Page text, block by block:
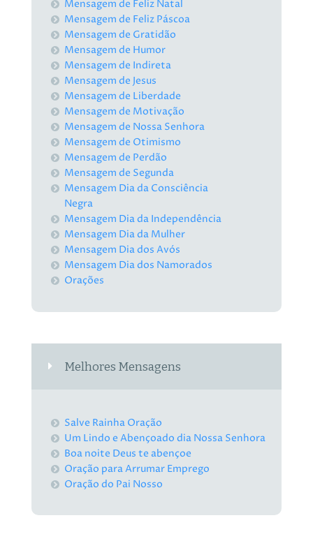
Mensagem de Feliz Natal
Mensagem de Feliz Páscoa
Mensagem de Gratidão
Mensagem de Humor
Mensagem de Indireta
Mensagem de Jesus
Mensagem de Liberdade
Mensagem de Motivação
Mensagem de Nossa Senhora
Mensagem de Otimismo
Mensagem de Perdão
Mensagem de Segunda
Mensagem Dia da Consciência
Negra
Mensagem Dia da Independência
Mensagem Dia da Mulher
Mensagem Dia dos Avós
Mensagem Dia dos Namorados
Orações
Melhores Mensagens
Salve Rainha Oração
Um Lindo e Abençoado dia Nossa Senhora
Boa noite Deus te abençoe
Oração para Arrumar Emprego
Oração do Pai Nosso